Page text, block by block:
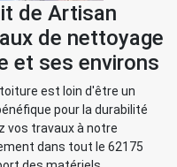
de Artisan
de nettoyage
et ses environs
est loin d'être un
pour la durabilité
vos travaux à notre
dans tout le 62175